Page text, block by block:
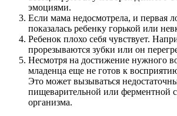
эмоциями.
Если мама недосмотрела, и первая
показалась ребенку горькой или
Ребенок плохо себя чувствует.
прорезываются зубки или он
Несмотря на достижение нужного
младенца еще не готов к
Это может вызываться
пищеварительной или ферментной
организма.